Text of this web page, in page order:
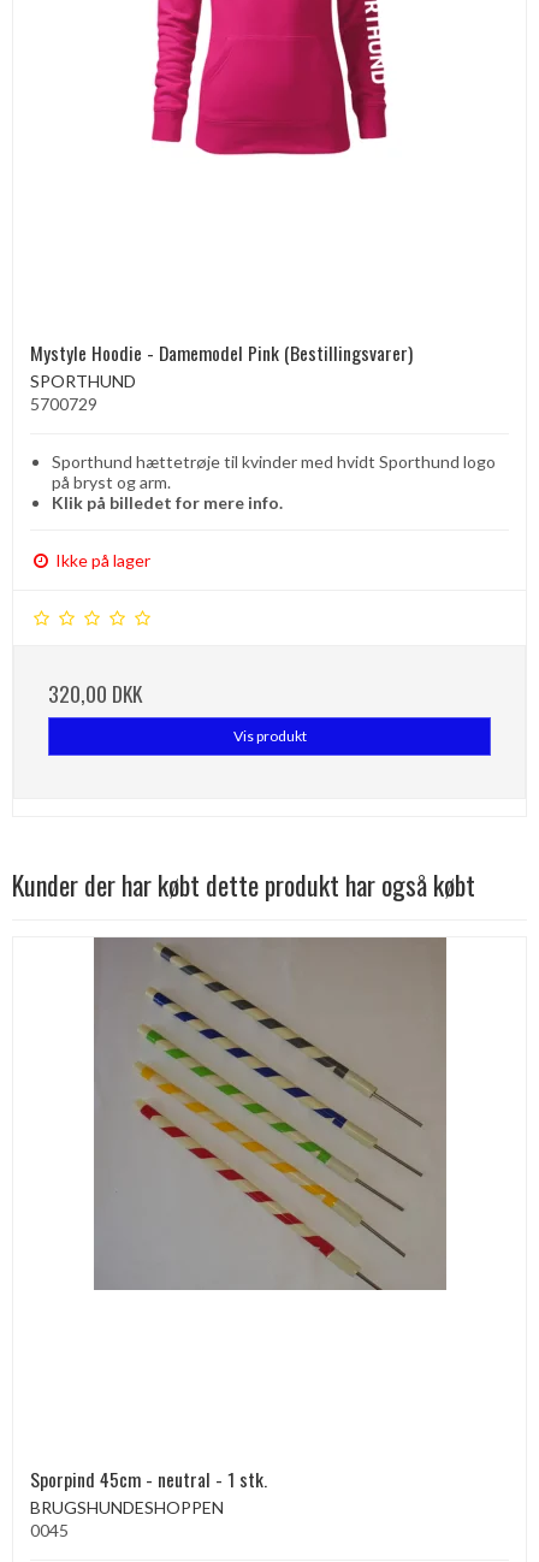
Mystyle Hoodie - Damemodel Pink (Bestillingsvarer)
SPORTHUND
5700729
Sporthund hættetrøje til kvinder med hvidt Sporthund logo
på bryst og arm.
Klik på billedet for mere info.
Ikke på lager
320,00 DKK
Vis produkt
Kunder der har købt dette produkt har også købt
Sporpind 45cm - neutral - 1 stk.
BRUGSHUNDESHOPPEN
0045